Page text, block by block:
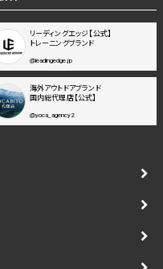
リーディングエッジ【公式】
トレーニングブランド
@leadingedge.jp
海外アウトドアブランド
国内総代理店【公式】
@yoca_agency2